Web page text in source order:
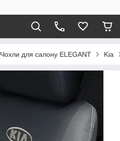
Чохли для салону ELEGANT Kia